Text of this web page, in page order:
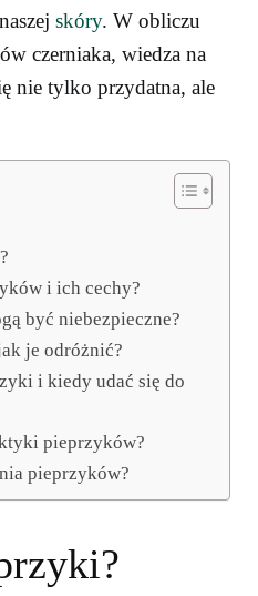
skóry. W obliczu
czerniaka, wiedza na
nie tylko przydatna, ale
i ich cechy?
być niebezpieczne?
je odróżnić?
i kiedy udać się do
pieprzyków?
pieprzyków?